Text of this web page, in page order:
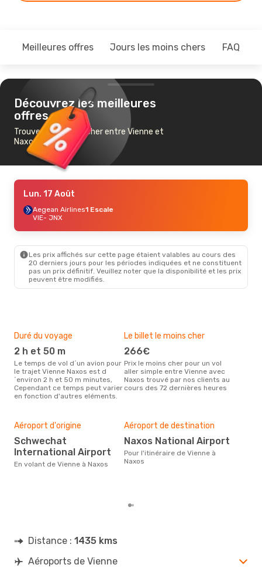
Meilleures offres Jours les moins chers FAQ
Découvrez les meilleures
offres
Trouvez un vol pas cher entre Vienne et
Naxos
Lun. 17 Août
Aegean Airlines1 Escale
VIE- JNX
Les prix affichés sur cette page étaient valables au cours des
20 derniers jours pour les périodes indiquées et ne constituent
pas un prix définitif. Veuillez noter que la disponibilité et les prix
peuvent être modifiés.
Duré du voyage
2 h et 50 m
Le temps de vol d´un avion pour
le trajet Vienne Naxos est d
´environ 2 h et 50 m minutes,
Cependant ce temps peut varier
en fonction d'autres eléments.
Le billet le moins cher
266€
Prix le moins cher pour un vol
aller simple entre Vienne avec
Naxos trouvé par nos clients au
cours des 72 dernières heures
Aéroport d'origine
Schwechat
International Airport
En volant de Vienne à Naxos
Aéroport de destination
Naxos National Airport
Pour l'itinéraire de Vienne à
Naxos
Distance : 1435 kms
Aéroports de Vienne